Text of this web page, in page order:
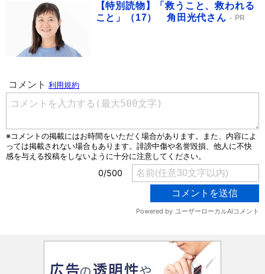
【特別読物】「救うこと、救われる
こと」（17） 角田光代さん
PR